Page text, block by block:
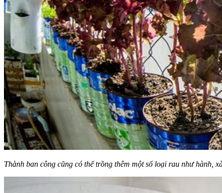
Thành ban công cũng có thể trồng thêm một số loại rau như hành,